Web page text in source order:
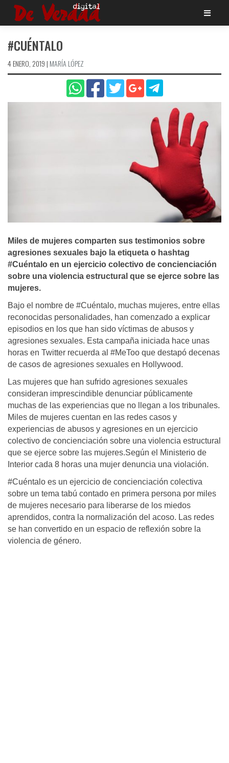
Saltar
#CUÉNTALO
4 ENERO, 2019 | MARÍA LÓPEZ
Miles de mujeres comparten sus testimonios sobre
agresiones sexuales bajo la etiqueta o hashtag
#Cuéntalo en un ejercicio colectivo de concienciación
sobre una violencia estructural que se ejerce sobre las
mujeres.
Bajo el nombre de #Cuéntalo, muchas mujeres, entre ellas
reconocidas personalidades, han comenzado a explicar
episodios en los que han sido víctimas de abusos y
agresiones sexuales. Esta campaña iniciada hace unas
horas en Twitter recuerda al #MeToo que destapó decenas
de casos de agresiones sexuales en Hollywood.
Las mujeres que han sufrido agresiones sexuales
consideran imprescindible denunciar públicamente
muchas de las experiencias que no llegan a los tribunales.
Miles de mujeres cuentan en las redes casos y
experiencias de abusos y agresiones en un ejercicio
colectivo de concienciación sobre una violencia estructural
que se ejerce sobre las mujeres.Según el Ministerio de
Interior cada 8 horas una mujer denuncia una violación.
#Cuéntalo es un ejercicio de concienciación colectiva
sobre un tema tabú contado en primera persona por miles
de mujeres necesario para liberarse de los miedos
aprendidos, contra la normalización del acoso. Las redes
se han convertido en un espacio de reflexión sobre la
violencia de género.